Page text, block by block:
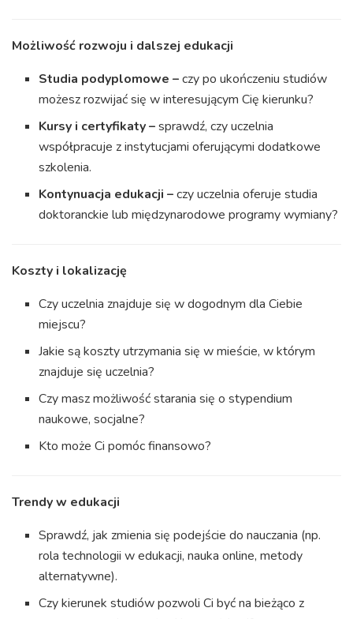
Możliwość rozwoju i dalszej edukacji
Studia podyplomowe –czy po ukończeniu studiów
możesz rozwijać się w interesującym Cię kierunku?
Kursy i certyfikaty –sprawdź, czy uczelnia
współpracuje z instytucjami oferującymi dodatkowe
szkolenia.
Kontynuacja edukacji –czy uczelnia oferuje studia
doktoranckie lub międzynarodowe programy wymiany?
Koszty i lokalizację
Czy uczelnia znajduje się w dogodnym dla Ciebie
miejscu?
Jakie są koszty utrzymania się w mieście, w którym
znajduje się uczelnia?
Czy masz możliwość starania się o stypendium
naukowe, socjalne?
Kto może Ci pomóc finansowo?
Trendy w edukacji
Sprawdź, jak zmienia się podejście do nauczania (np.
rola technologii w edukacji, nauka online, metody
alternatywne).
Czy kierunek studiów pozwoli Ci być na bieżąco z